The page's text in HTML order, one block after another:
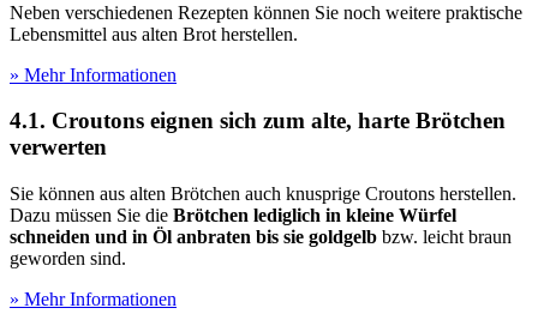
Neben verschiedenen Rezepten können Sie noch weitere praktische
Lebensmittel aus alten Brot herstellen.
» Mehr Informationen
4.1. Croutons eignen sich zum alte, harte Brötchen
verwerten
Sie können aus alten Brötchen auch knusprige Croutons herstellen.
Dazu müssen Sie die Brötchen lediglich in kleine Würfel
schneiden und in Öl anbraten bis sie goldgelb bzw. leicht braun
geworden sind.
» Mehr Informationen